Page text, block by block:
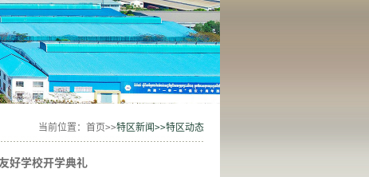
当前位置：首页>>特区新闻>>特区动态
好学校开学典礼